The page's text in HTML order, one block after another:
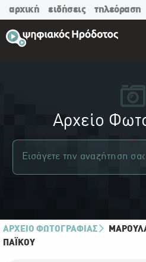
αρχική ειδήσεις τηλεόραση
Αρχείο
ΑΡΧΕΙΟ ΦΩΤΟΓΡΑΦΙΑΣ
ΠΑΪ́ΚΟΥ